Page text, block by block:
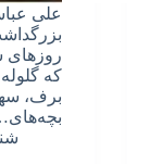
روزهای
که
برف،
شنبه, ۷